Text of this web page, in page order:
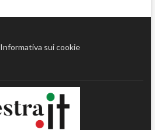
Informativa sui cookie